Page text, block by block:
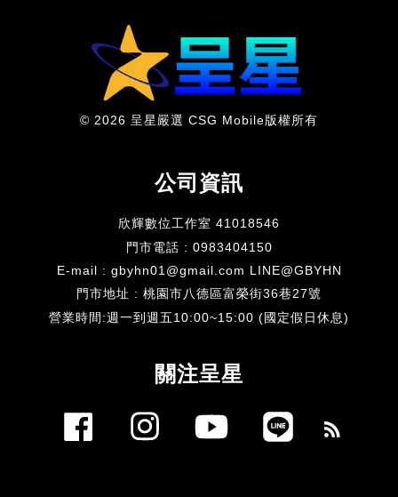
© 2026 呈星嚴選 CSG Mobile版權所有
公司資訊
欣輝數位工作室 41018546
門市電話 : 0983404150
E-mail : gbyhn01@gmail.com LINE@GBYHN
門市地址 : 桃園市八德區富榮街36巷27號
​營業時間:週一到週五10:00~15:00 (國定假日休息)
關注呈星
Facebook Instagram YouTube